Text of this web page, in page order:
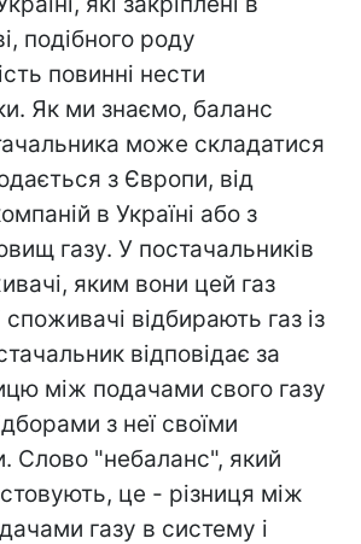
подібного роду
повинні нести
Як ми знаємо, баланс
може складатися
з Європи, від
в Україні або з
газу. У постачальників
яким вони цей газ
відбирають газ із
відповідає за
між подачами свого газу
з неї своїми
Слово "небаланс", який
це - різниця між
газу в систему і